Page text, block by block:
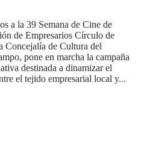
a la 39 Semana de Cine de
de Empresarios Círculo de
Concejalía de Cultura del
pone en marcha la campaña
destinada a dinamizar el
el tejido empresarial local y...